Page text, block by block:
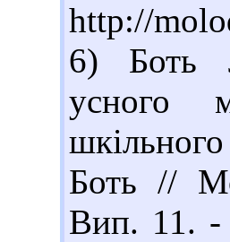
http://
6) Боть
усного
Боть //
Вип. 11. -